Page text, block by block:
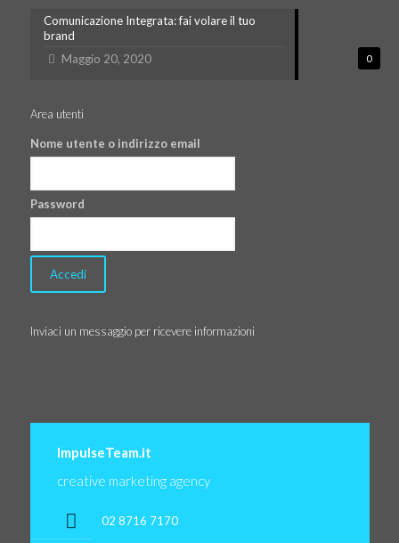
0
Comunicazione Integrata: fai volare il tuo
brand
Maggio 20, 2020
Area utenti
Nome utente o indirizzo email
Password
Inviaci un messaggio per ricevere informazioni
ImpulseTeam.it
creative marketing agency
02 8716 7170